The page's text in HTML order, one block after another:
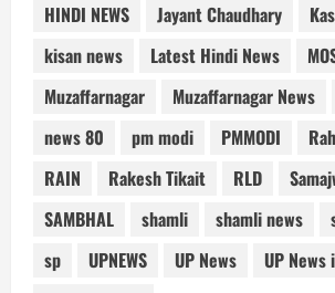
HINDI NEWS
Jayant Chaudhary
kisan news
Latest Hindi News
Muzaffarnagar
Muzaffarnagar News
news 80
pm modi PMMODI
RAIN
Rakesh Tikait RLD
SAMBHAL
shamli shamli news
sp
UPNEWS UP News
UP